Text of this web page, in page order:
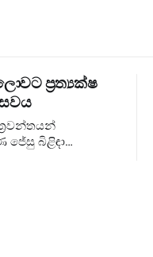
ප්‍රත්‍යක්ෂ
ජේසු බිළිඳා